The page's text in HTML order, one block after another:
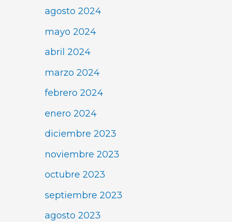
agosto 2024
mayo 2024
abril 2024
marzo 2024
febrero 2024
enero 2024
diciembre 2023
noviembre 2023
octubre 2023
septiembre 2023
agosto 2023